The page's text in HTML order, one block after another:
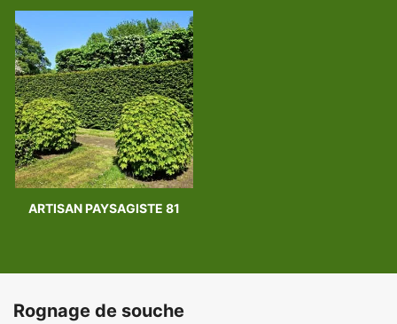
ARTISAN PAYSAGISTE 81
Rognage de souche